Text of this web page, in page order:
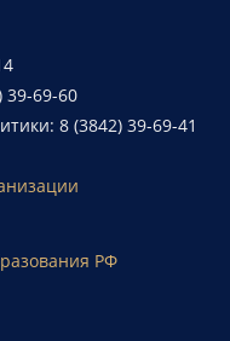
39-69-60
8 (3842) 39-69-41
РФ